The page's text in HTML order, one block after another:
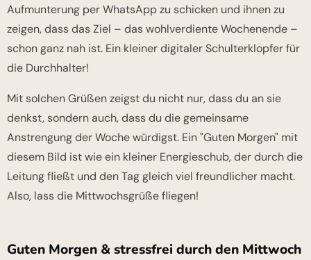
Aufmunterung per WhatsApp zu schicken und ihnen zu
zeigen, dass das Ziel – das wohlverdiente Wochenende –
schon ganz nah ist. Ein kleiner digitaler Schulterklopfer für
die Durchhalter!
Mit solchen Grüßen zeigst du nicht nur, dass du an sie
denkst, sondern auch, dass du die gemeinsame
Anstrengung der Woche würdigst. Ein "Guten Morgen" mit
diesem Bild ist wie ein kleiner Energieschub, der durch die
Leitung fließt und den Tag gleich viel freundlicher macht.
Also, lass die Mittwochsgrüße fliegen!
Guten Morgen & stressfrei durch den Mittwoch